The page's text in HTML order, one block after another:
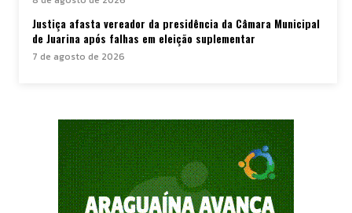
Justiça afasta vereador da presidência da Câmara Municipal
de Juarina após falhas em eleição suplementar
7 de agosto de 2026